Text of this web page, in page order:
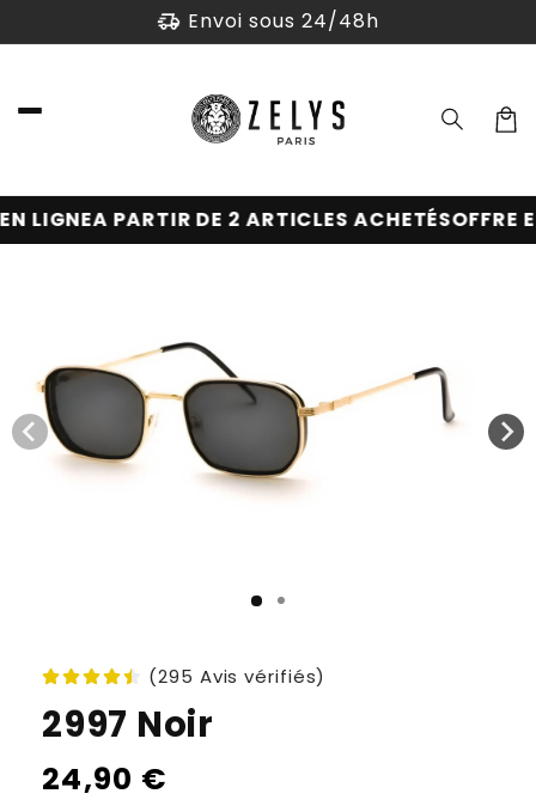
au
Envoi sous 24/48h
Panier
LIGNEA PARTIR DE 2 ARTICLES ACHETÉSOFFRE
aux
(295 Avis vérifiés)
2997 Noir
Prix
24,90 €